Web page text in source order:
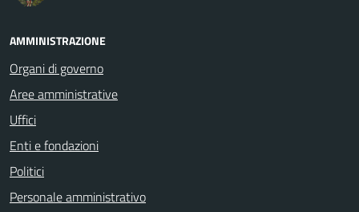
AMMINISTRAZIONE
Organi di governo
Aree amministrative
Uffici
Enti e fondazioni
Politici
Personale amministrativo